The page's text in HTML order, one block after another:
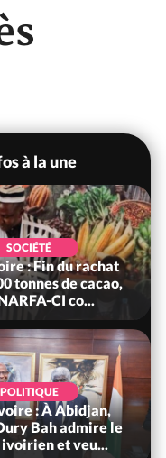
à la une
SOCIÉTÉ
: Fin du rachat
tonnes de cacao,
CI co...
POLITIQUE
: À Abidjan,
Bah admire le
et veu...